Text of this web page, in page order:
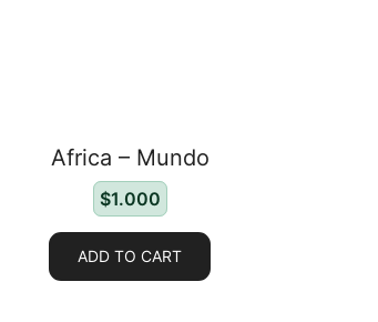
Africa – Mundo
$1.000
ADD TO CART